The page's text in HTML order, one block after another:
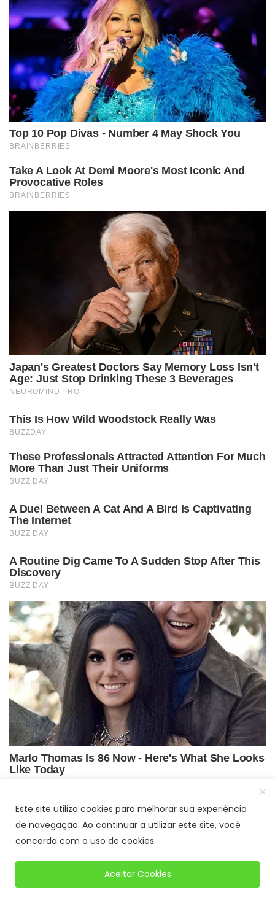
Este site utiliza cookies para melhorar sua experiência
de navegação. Ao continuar a utilizar este site, você
concorda com o uso de cookies.
Aceitar Cookies